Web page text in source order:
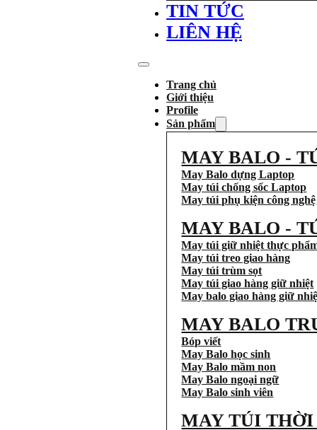
TIN TỨC
LIÊN HỆ
Trang chủ
Giới thiệu
Profile
Sản phẩm
MAY BALO -
May Balo dựng Laptop
May túi chống sốc Laptop
May túi phụ kiện công nghệ
MAY BALO -
May túi giữ nhiệt thực
May túi treo giao hàng
May túi trùm sọt
May túi giao hàng giữ nhiệt
May balo giao hàng giữ
MAY BALO
Bóp viết
May Balo học sinh
May Balo mầm non
May Balo ngoại ngữ
May Balo sinh viên
MAY TÚI